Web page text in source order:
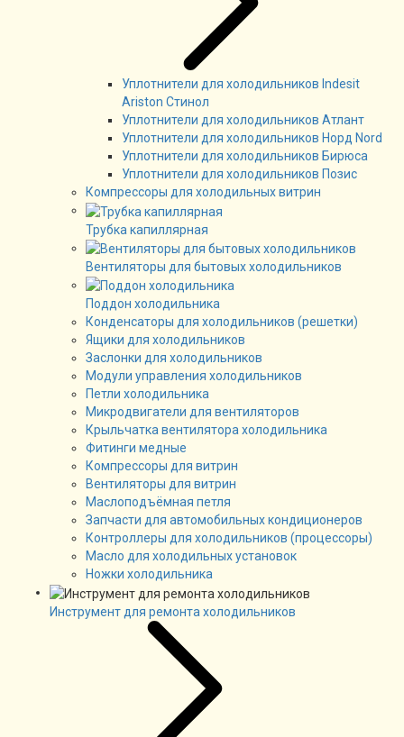
Уплотнители для холодильников Indesit
Ariston Стинол
Уплотнители для холодильников Атлант
Уплотнители для холодильников Норд Nord
Уплотнители для холодильников Бирюса
Уплотнители для холодильников Позис
Компрессоры для холодильных витрин
Трубка капиллярная
Вентиляторы для бытовых холодильников
Поддон холодильника
Конденсаторы для холодильников (решетки)
Ящики для холодильников
Заслонки для холодильников
Модули управления холодильников
Петли холодильника
Микродвигатели для вентиляторов
Крыльчатка вентилятора холодильника
Фитинги медные
Компрессоры для витрин
Вентиляторы для витрин
Маслоподъёмная петля
Запчасти для автомобильных кондиционеров
Контроллеры для холодильников (процессоры)
Масло для холодильных установок
Ножки холодильника
Инструмент для ремонта холодильников